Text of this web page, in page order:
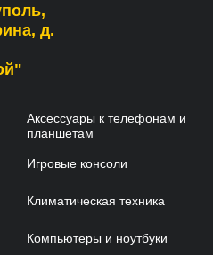
д.
Аксессуары к телефонам и
планшетам
Игровые консоли
Климатическая техника
Компьютеры и ноутбуки